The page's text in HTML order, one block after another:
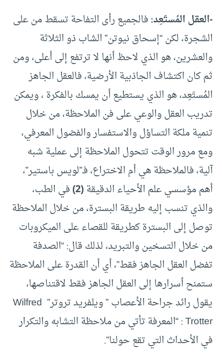
-العقل المُستَعِد:فالجميع رأى التفاحة تسقط من على
الشجرة، لكن “إسحاق نيوتن” الشاب ذو الثلاثة
والعشرين، هو الذي لاحظ أنها لا ترتفع إلى أعلى، ومن
ثم كان اكتشاف الجاذبية الأرضية، فالعقل الجاهز
المُستَعِد، هو الذي يستطيع أن يمسك بالفكرة ، ويمكن
تدريب العقل والوعي على فن الملاحظة، من خلال
تنمية ملكة التساؤل والاستفسار والفضول المعرفي،
ومع مرور الوقت تتحول الملاحظة إلى عملية شبه
آلية، فالملاحظة هي أم الاختراع، فـ”لويس باستير”،
أهم مؤسسي علم الأحياء الدقيقة(2)
في الطب،
والذي تنسب إليه طريقة البسترة، من خلال الملاحظة
توصل إلى البسترة كطريقة للقصاء على الميكروبات
من خلال التسخين والتبريد، لذلك قال: “الصدفة
تفضل العقل الجاهز فقط”، أي أن القدرة على الملاحظة
ستمنح أسرارها إلى العقل الجاهز فقط لاقتناصها،
يقول رائد جراحة الأعصاب ” ويلفريد تروتر” Wilfred
Trotter : “المعرفة تأتي من ملاحظة التشابه والتكرار
في الأحداث التي تقع حولنا”.